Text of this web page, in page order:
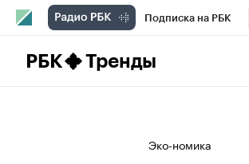
Подписка на РБК
РБК Тренды
Эко-номика